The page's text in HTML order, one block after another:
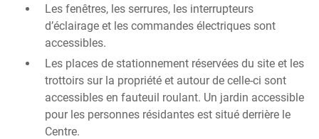
Les fenêtres, les serrures, les interrupteurs
d’éclairage et les commandes électriques sont
accessibles.
Les places de stationnement réservées du site et les
trottoirs sur la propriété et autour de celle-ci sont
accessibles en fauteuil roulant. Un jardin accessible
pour les personnes résidantes est situé derrière le
Centre.